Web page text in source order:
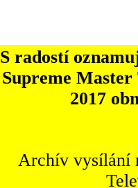
S radostí
Supreme
2017
Archív vysílání